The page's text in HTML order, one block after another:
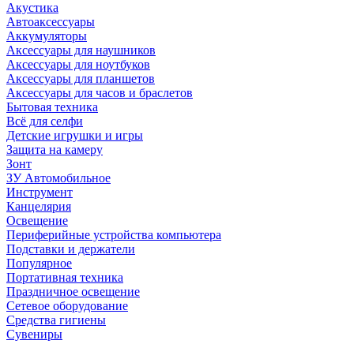
Акустика
Автоаксессуары
Аккумуляторы
Аксессуары для наушников
Аксессуары для ноутбуков
Аксессуары для планшетов
Аксессуары для часов и браслетов
Бытовая техника
Всё для селфи
Детские игрушки и игры
Защита на камеру
Зонт
ЗУ Автомобильное
Инструмент
Канцелярия
Освещение
Периферийные устройства компьютера
Подставки и держатели
Популярное
Портативная техника
Праздничное освещение
Сетевое оборудование
Средства гигиены
Сувениры